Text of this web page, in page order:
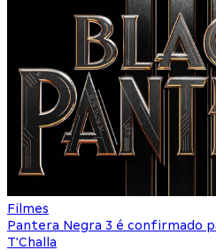
Filmes
Pantera Negra 3 é confirmado
T'Challa